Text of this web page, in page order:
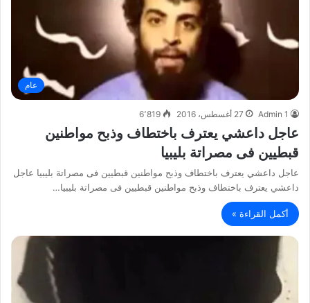
عام
Admin 1 27 أغسطس، 2016 6٬819
عاجل داعشي يعترف باختطاف وذبح مواطنين
قبطيين فى مصراتة بليبيا
عاجل داعشي يعترف باختطاف وذبح مواطنين قبطيين فى مصراتة بليبيا عاجل
داعشي يعترف باختطاف وذبح مواطنين قبطيين فى مصراتة بليبيا…
أكمل القراءة »